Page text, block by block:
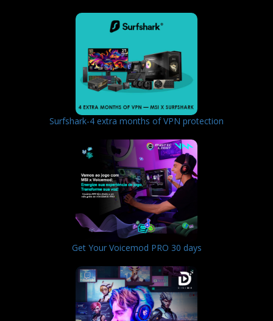
Surfshark-4 extra months of VPN protection
Get Your Voicemod PRO 30 days